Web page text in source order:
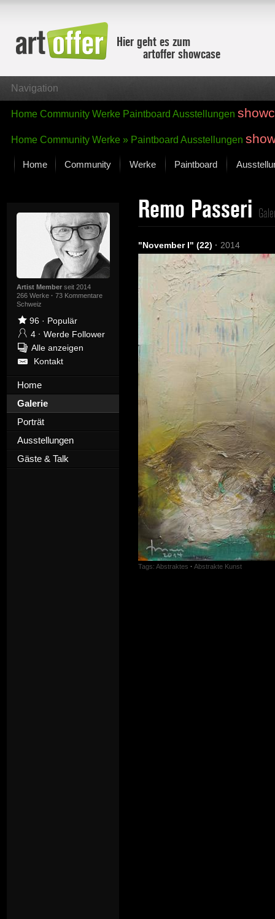
Hier geht es zum
artoffer showcase
Navigation
Home Community Werke Paintboard Ausstellungen
Home Community Werke » Paintboard Ausstellungen
Home Community Werke
Der letzte Monat im Fokus
Alle Fokus-Werke
Fokus-Werke
Neue Werke – Auswahl
Alle neuen Werke
Paintboard
Artist Memberseit 2014
266 Werke · 73 Kommentare
Schweiz
96· Populär
4 · Werde Follower
Alle anzeigen
Kontakt
Home
Galerie
Porträt
Ausstellungen
Gäste & Talk
Remo Passeri
"November I" (22) · 2014
Tags: Abstraktes · Abstrakte Kunst